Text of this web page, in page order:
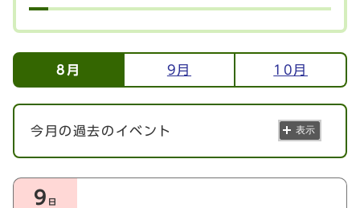
イベント情報
8月 9月 10月
今月の過去のイベント 表示
今月の本日以降のイベント
9 日